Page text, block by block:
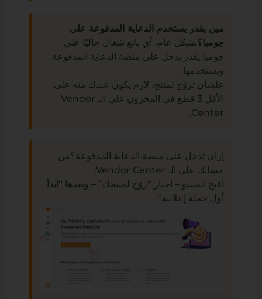
مين يقدر يستخدم الدعاية المدفوعة على
جوميا؟بشكل عام، أي بائع شغال حاليًا على
جوميا يقدر يدخل على منصة الدعاية المدفوعة
ويستخدمها.
علشان تروّج لمنتج، لازم يكون عندك منه على
الأقل 3 قطع في المخزون على الـ Vendor
Center.
إزاي تدخل على منصة الدعاية المدفوعة؟من
حسابك على الـ Vendor Center:
افتح المينيو – اختار “روّج لمنتجك” – وبعدها “ابدأ
أول حملة إعلانية”